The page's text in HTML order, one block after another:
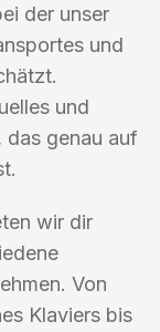
der unser
und
und
das genau auf
wir dir
Von
Klaviers bis